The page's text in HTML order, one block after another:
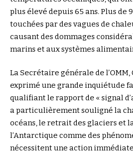
plus élevé depuis 65 ans. Plus de
touchées par des vagues de
causant des dommages
marins et aux systèmes
La Secrétaire générale de l’OMM,
exprimé une grande inquiétude
qualifiant le rapport de « signal
a particulièrement souligné la
océans, le retrait des glaciers et
l’Antarctique comme des
nécessitent une action